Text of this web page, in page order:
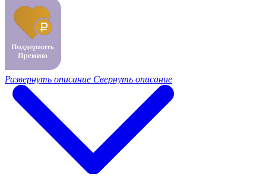
Развернуть описание Свернуть описание